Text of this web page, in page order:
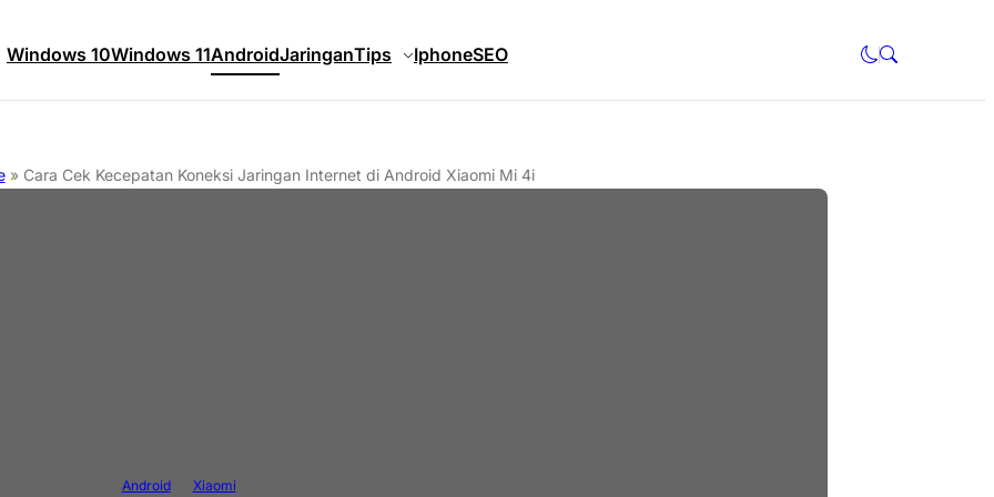
Windows 10Windows 11AndroidJaringanTips IphoneSEO
» Cara Cek Kecepatan Koneksi Jaringan Internet di Android Xiaomi Mi 4i
Android Xiaomi